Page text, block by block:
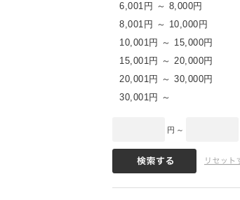
6,001円 ～ 8,000円
8,001円 ～ 10,000円
10,001円 ～ 15,000円
15,001円 ～ 20,000円
20,001円 ～ 30,000円
30,001円 ～
円 ～